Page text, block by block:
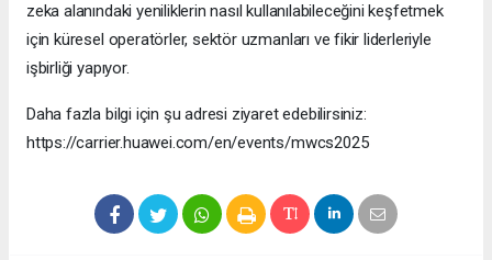
zeka alanındaki yeniliklerin nasıl kullanılabileceğini keşfetmek
için küresel operatörler, sektör uzmanları ve fikir liderleriyle
işbirliği yapıyor.
Daha fazla bilgi için şu adresi ziyaret edebilirsiniz:
https://carrier.huawei.com/en/events/mwcs2025